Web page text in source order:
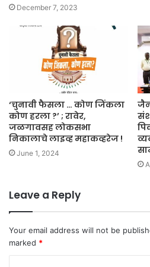
December 7, 2023
‘चुनावी फैसला … कोण जिंकला
कोण हरला ?’ ; रावेर,
जळगावसह लोकसभा
निकालाचे लाइव्ह महाकव्हरेज !
June 1, 2024
जैन
Leave a Reply
Your email address will not be
marked *